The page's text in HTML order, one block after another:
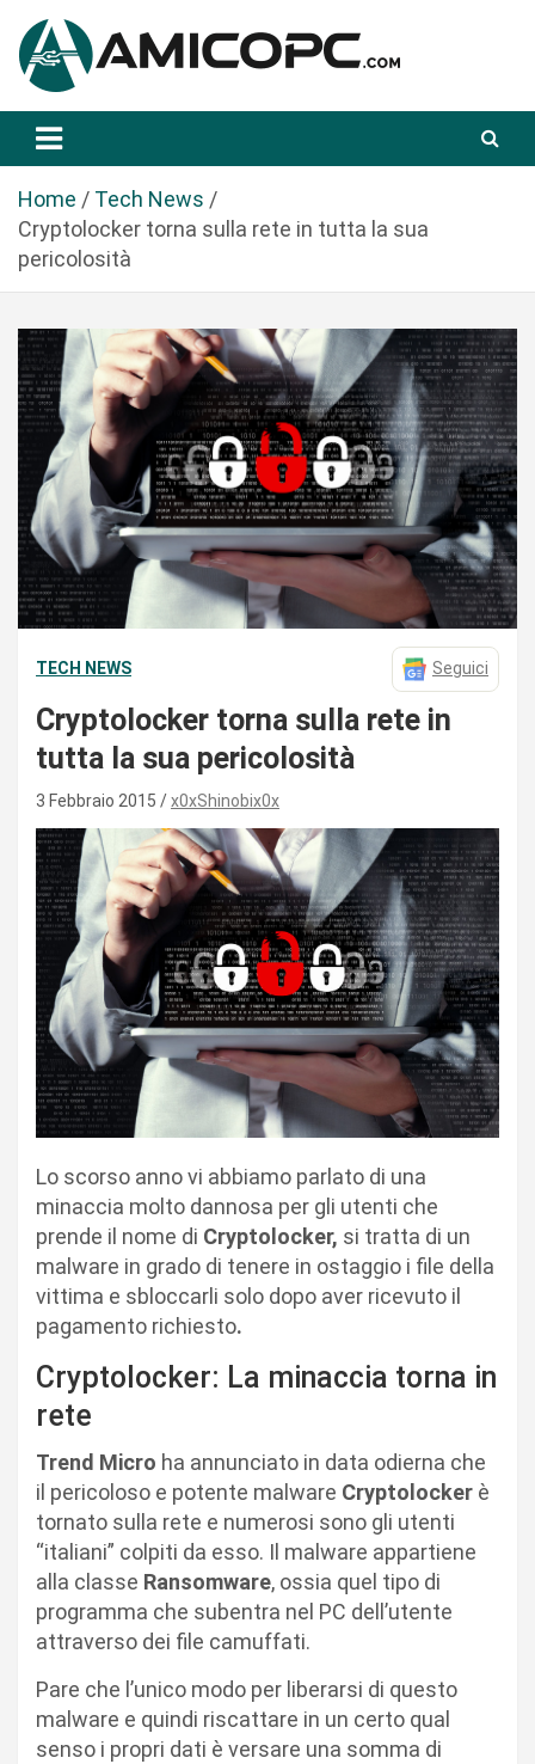
a
Amicopc.com
Home
Tech News
Cryptolocker torna sulla rete in tutta la sua
pericolosità
TECH NEWS Seguici
Cryptolocker torna sulla rete in
tutta la sua pericolosità
3 Febbraio 2015 x0xShinobix0x
Lo scorso anno vi abbiamo parlato di una
minaccia molto dannosa per gli utenti che
prende il nome di Cryptolocker, si tratta di un
malware in grado di tenere in ostaggio i file della
vittima e sbloccarli solo dopo aver ricevuto il
pagamento richiesto.
Cryptolocker: La minaccia torna in
rete
Trend Micro ha annunciato in data odierna che
il pericoloso e potente malware Cryptolocker è
tornato sulla rete e numerosi sono gli utenti
“italiani” colpiti da esso. Il malware appartiene
alla classe Ransomware, ossia quel tipo di
programma che subentra nel PC dell’utente
attraverso dei file camuffati.
Pare che l’unico modo per liberarsi di questo
malware e quindi riscattare in un certo qual
senso i propri dati è versare una somma di